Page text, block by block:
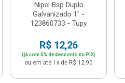
Nipel Bsp Duplo
Galvanizado 1" -
123860733 - Tupy
R$ 12,26
(já com 5% de desconto no PIX)
ou em até 1x de R$ 12,90